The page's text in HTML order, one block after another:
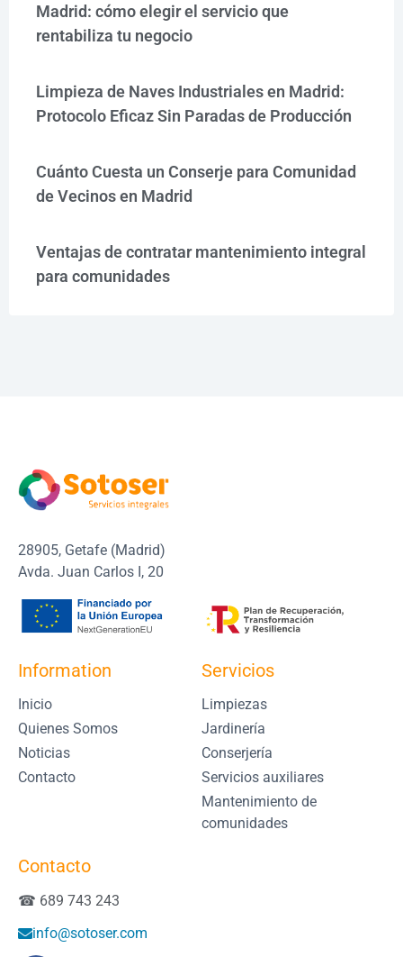
Madrid: cómo elegir el servicio que
rentabiliza tu negocio
Limpieza de Naves Industriales en Madrid:
Protocolo Eficaz Sin Paradas de Producción
Cuánto Cuesta un Conserje para Comunidad
de Vecinos en Madrid
Ventajas de contratar mantenimiento integral
para comunidades
28905, Getafe (Madrid)
Avda. Juan Carlos I, 20
Information
Inicio
Quienes Somos
Noticias
Contacto
Servicios
Limpiezas
Jardinería
Conserjería
Servicios auxiliares
Mantenimiento de
comunidades
Contacto
☎ 689 743 243
info@sotoser.com